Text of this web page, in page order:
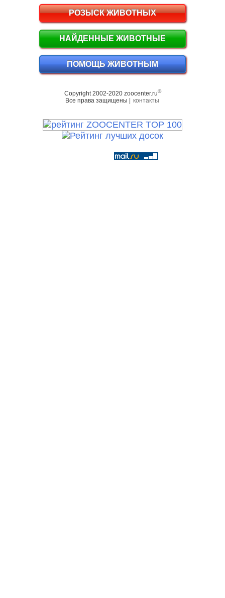
РОЗЫСК ЖИВОТНЫХ
НАЙДЕННЫЕ ЖИВОТНЫЕ
ПОМОЩЬ ЖИВОТНЫМ
Copyright 2002-2020 zoocenter.ru©
Все права защищены | контакты